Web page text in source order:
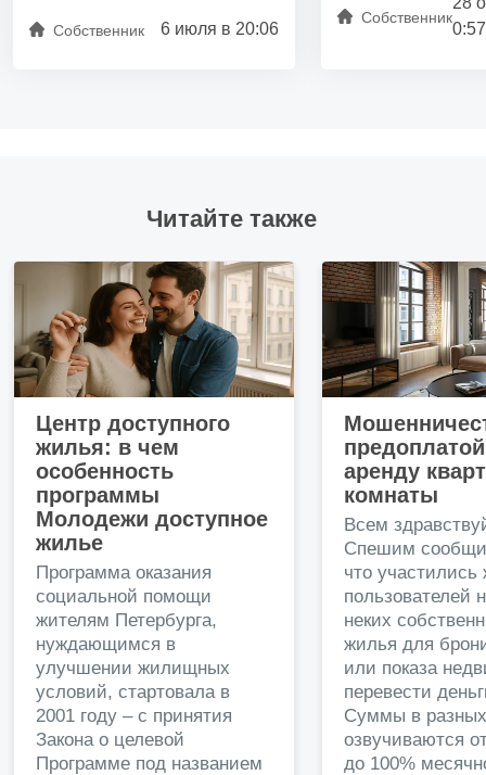
Инфраструктура —спортзал
Мебель в жилой зоне
Закрытая территория
Собственник 6 июля в 20:06
Собственник
0:57
Читайте также
Центр доступного
жилья: в чем
особенность
программы
Молодежи доступное
жилье
Программа оказания
социальной помощи
жителям Петербурга,
нуждающимся в
улучшении жилищных
условий, стартовала в
2001 году – с принятия
Закона о целевой
Программе под названием
аренду
комнаты
Всем
Спешим
что
пользователей
неких
жилья для
или показа
перевести
Суммы в
озвучиваются
до 100%